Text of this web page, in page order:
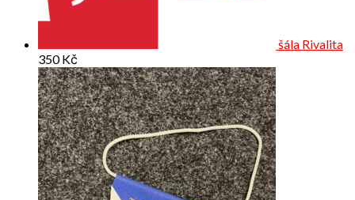
šála Rivalita
350Kč